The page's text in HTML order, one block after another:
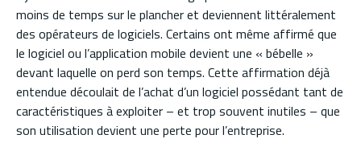
moins de temps sur le plancher et deviennent littéralement
des opérateurs de logiciels. Certains ont même affirmé que
le logiciel ou l’application mobile devient une « bébelle »
devant laquelle on perd son temps. Cette affirmation déjà
entendue découlait de l’achat d’un logiciel possédant tant de
caractéristiques à exploiter – et trop souvent inutiles – que
son utilisation devient une perte pour l’entreprise.